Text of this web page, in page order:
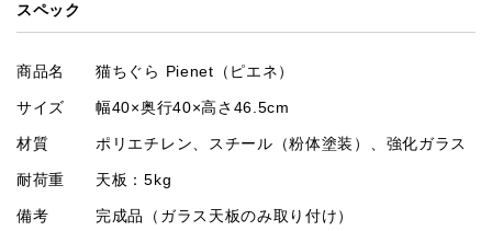
スペック
商品名 猫ちぐら Pienet（ピエネ）
サイズ 幅40×奥行40×高さ46.5cm
材質 ポリエチレン、スチール（粉体塗装）、強化ガラス
耐荷重 天板：5kg
備考 完成品（ガラス天板のみ取り付け）